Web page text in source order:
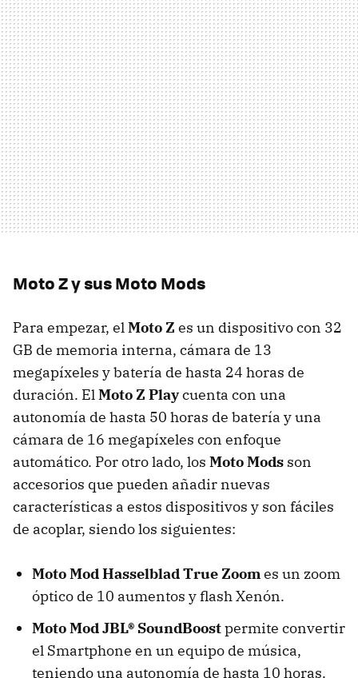
Moto Z y sus Moto Mods
Para empezar, el Moto Z es un dispositivo con 32
GB de memoria interna, cámara de 13
megapíxeles y batería de hasta 24 horas de
duración. El Moto Z Playcuenta con una
autonomía de hasta 50 horas de batería y una
cámara de 16 megapíxeles con enfoque
automático. Por otro lado, los Moto Mods son
accesorios que pueden añadir nuevas
características a estos dispositivos y son fáciles
de acoplar, siendo los siguientes:
Moto Mod Hasselblad True Zoom es un zoom
óptico de 10 aumentos y flash Xenón.
Moto Mod JBL® SoundBoostpermite convertir
el Smartphone en un equipo de música,
teniendo una autonomía de hasta 10 horas.